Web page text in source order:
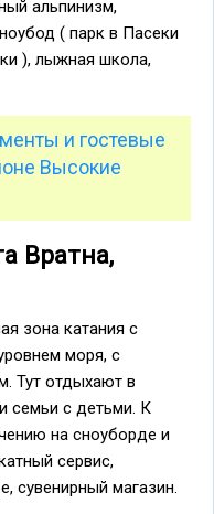
альпинизм,
( парк в Пасеки
), лыжная школа,
и гостевые
Высокие
Вратна,
зона катания с
моря, с
Тут отдыхают в
семьи с детьми. К
на сноуборде и
сервис,
сувенирный магазин.